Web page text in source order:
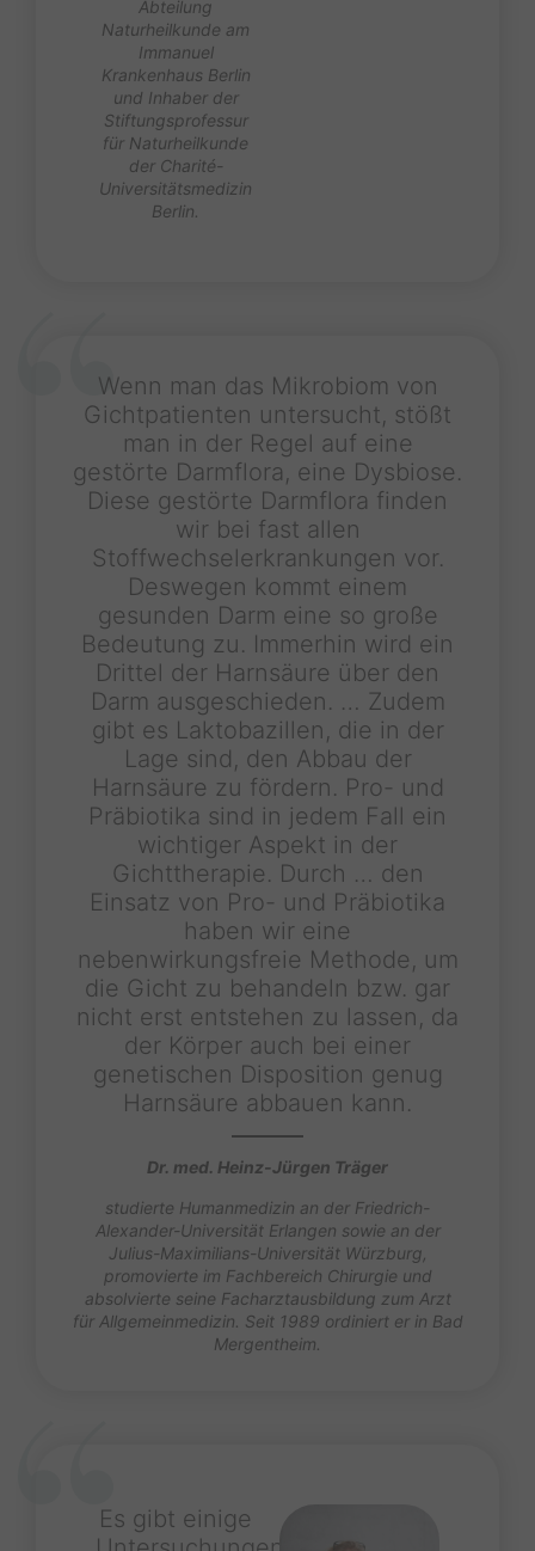
Abteilung
Naturheilkunde am
Immanuel
Krankenhaus Berlin
und Inhaber der
Stiftungsprofessur
für Naturheilkunde
der Charité-
Universitätsmedizin
Berlin.
Wenn man das Mikrobiom von
Gichtpatienten untersucht, stößt
man in der Regel auf eine
gestörte Darmflora, eine Dysbiose.
Diese gestörte Darmflora finden
wir bei fast allen
Stoffwechselerkrankungen vor.
Deswegen kommt einem
gesunden Darm eine so große
Bedeutung zu. Immerhin wird ein
Drittel der Harnsäure über den
Darm ausgeschieden. … Zudem
gibt es Laktobazillen, die in der
Lage sind, den Abbau der
Harnsäure zu fördern. Pro- und
Präbiotika sind in jedem Fall ein
wichtiger Aspekt in der
Gichttherapie. Durch … den
Einsatz von Pro- und Präbiotika
haben wir eine
nebenwirkungsfreie Methode, um
die Gicht zu behandeln bzw. gar
nicht erst entstehen zu lassen, da
der Körper auch bei einer
genetischen Disposition genug
Harnsäure abbauen kann.
Dr. med. Heinz-Jürgen Träger
studierte Humanmedizin an der Friedrich-
Alexander-Universität Erlangen sowie an der
Julius-Maximilians-Universität Würzburg,
promovierte im Fachbereich Chirurgie und
absolvierte seine Facharztausbildung zum Arzt
für Allgemeinmedizin. Seit 1989 ordiniert er in Bad
Mergentheim.
Es gibt einige